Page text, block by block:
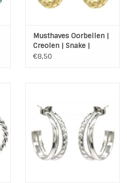
Musthaves Oorbellen |
Creolen | Snake |
Stainless Steel | Gold
€8,50